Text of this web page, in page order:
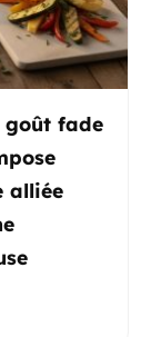
goût fade
alliée